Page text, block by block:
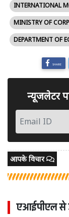
INTERNATIONAL
MINISTRY OF
DEPARTMENT OF
SHARE
न्यूजलेटर
आपके विचार
एआईपीएल से